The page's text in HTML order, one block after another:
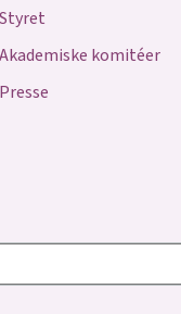
Styret
Akademiske komitéer
Presse